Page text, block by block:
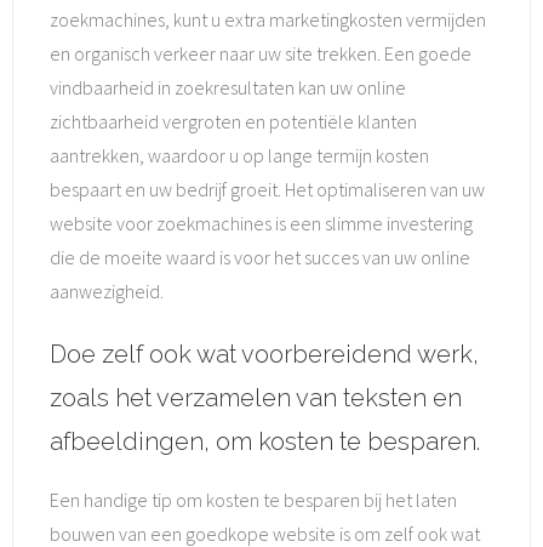
zoekmachines, kunt u extra marketingkosten vermijden
en organisch verkeer naar uw site trekken. Een goede
vindbaarheid in zoekresultaten kan uw online
zichtbaarheid vergroten en potentiële klanten
aantrekken, waardoor u op lange termijn kosten
bespaart en uw bedrijf groeit. Het optimaliseren van uw
website voor zoekmachines is een slimme investering
die de moeite waard is voor het succes van uw online
aanwezigheid.
Doe zelf ook wat voorbereidend werk,
zoals het verzamelen van teksten en
afbeeldingen, om kosten te besparen.
Een handige tip om kosten te besparen bij het laten
bouwen van een goedkope website is om zelf ook wat